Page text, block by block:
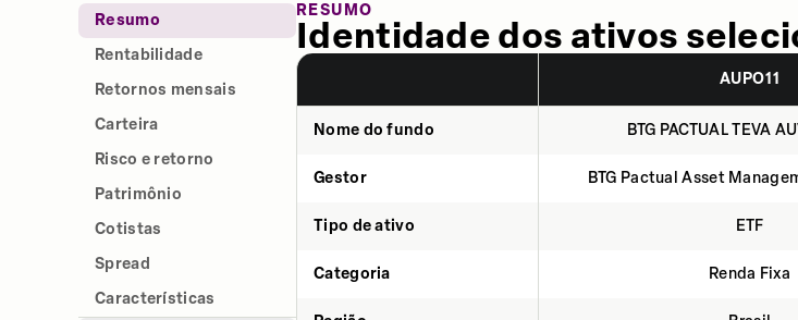
Resumo
Rentabilidade
Retornos mensais
Carteira
Risco e retorno
Patrimônio
Cotistas
Spread
Características
RESUMO
Identidade dos ativos
AUPO11
Nome do fundo BTG PACTUAL TEVA
Gestor BTG Pactual Asset
Tipo de ativo ETF
Categoria Renda Fixa